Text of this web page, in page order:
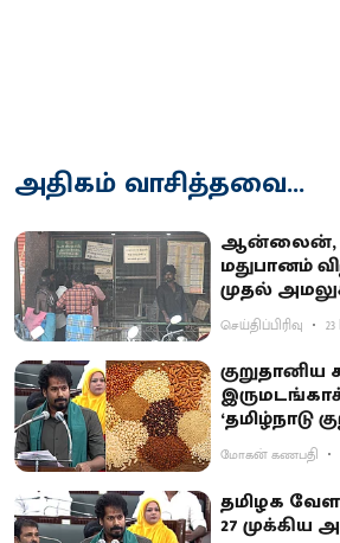
அதிகம் வாசித்தவை...
ஆன்லைன்,
மதுபானம்
முதல்
செய்திப்பிரிவு
குறுதானிய
‘தமிழ்நாடு
மோகன் கணபதி
தமிழக
27